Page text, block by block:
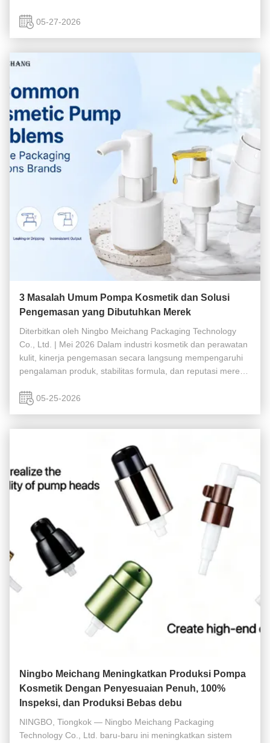
label perawatan kulit ...
05-27-2026
3 Masalah Umum Pompa Kosmetik dan Solusi
Pengemasan yang Dibutuhkan Merek
Diterbitkan oleh Ningbo Meichang Packaging Technology
Co., Ltd. | Mei 2026 Dalam industri kosmetik dan perawatan
kulit, kinerja pengemasan secara langsung mempengaruhi
pengalaman produk, stabilitas formula, dan reputasi merek.
penampilan botol dan ...
05-25-2026
Ningbo Meichang Meningkatkan Produksi Pompa
Kosmetik Dengan Penyesuaian Penuh, 100%
Inspeksi, dan Produksi Bebas debu
NINGBO, Tiongkok — Ningbo Meichang Packaging
Technology Co., Ltd. baru-baru ini meningkatkan sistem